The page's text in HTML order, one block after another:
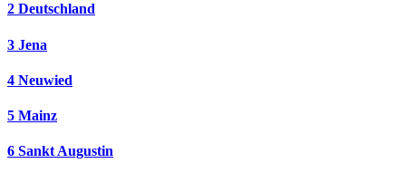
2 Deutschland
3 Jena
4 Neuwied
5 Mainz
6 Sankt Augustin